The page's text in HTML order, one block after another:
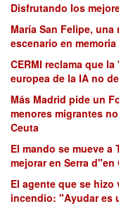
Disfrutando los
María San Felipe,
escenario en memoria
CERMI reclama que
europea de la IA no
Más Madrid pide un
menores migrantes
Ceuta
El mando se mueve
mejorar en Serra d"en
El agente que se
incendio: "Ayudar es